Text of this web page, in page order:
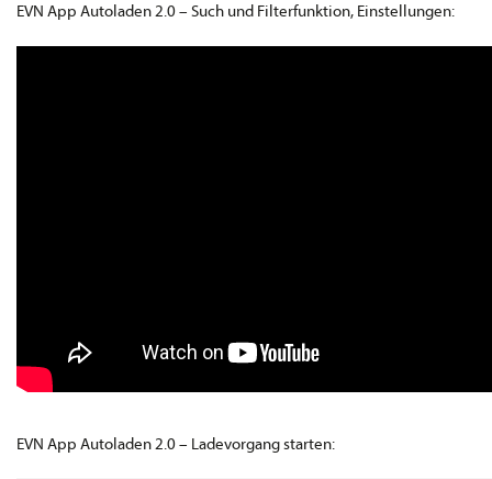
EVN App Autoladen 2.0 – Such und Filterfunktion, Einstellungen:
EVN App Autoladen 2.0 – Ladevorgang starten: